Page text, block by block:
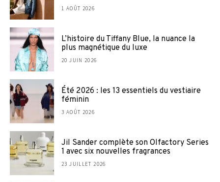
1 AOÛT 2026
L’histoire du Tiffany Blue, la nuance la
plus magnétique du luxe
20 JUIN 2026
Été 2026 : les 13 essentiels du vestiaire
féminin
3 AOÛT 2026
Jil Sander complète son Olfactory Series
1 avec six nouvelles fragrances
23 JUILLET 2026